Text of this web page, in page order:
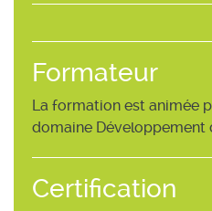
Formateur
La formation est animée
domaine Développement
Certification